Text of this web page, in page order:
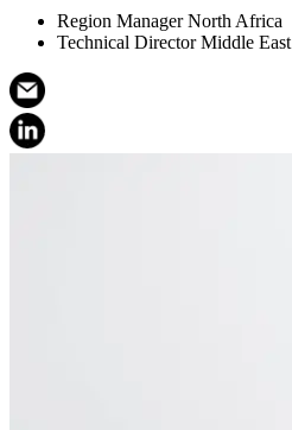
Region Manager North Africa
Technical Director Middle East